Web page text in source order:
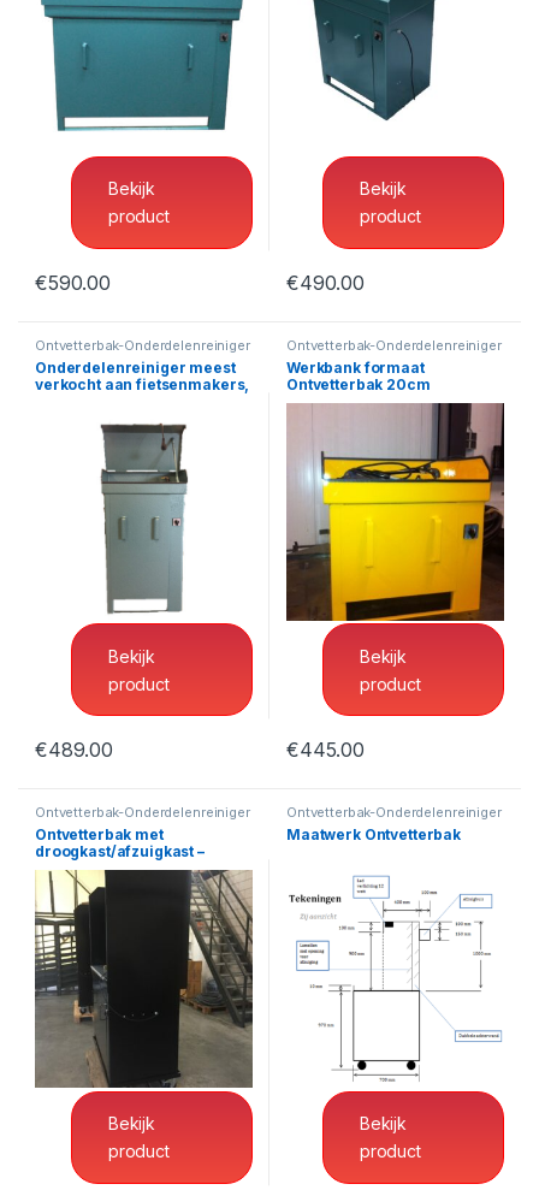
Ontvetterbak-Onderdelenreiniger
Industriele Ontvetterbak
115cm (breedte)
Bekijk
product
€590.00
Ontvetterbak-Onderdelenreiniger
Werkplaats Ontvetterbak
70cm (breedte)
Bekijk
product
€490.00
Ontvetterbak-Onderdelenreiniger
Onderdelenreiniger meest
verkocht aan fietsenmakers,
Ontvetterbak-Onderdelenreiniger
Onderdelenreiniger meest
verkocht aan fietsenmakers,
50cm (breedte)
Bekijk
product
€489.00
Ontvetterbak-Onderdelenreiniger
Werkbank formaat
Ontvetterbak 20cm
(Breedte), 30cm (hoogte)
Ontvetterbak-Onderdelenreiniger
Werkbank formaat
Ontvetterbak 20cm
(Breedte), 30cm (hoogte)
Bekijk
product
€445.00
Ontvetterbak-Onderdelenreiniger
Ontvetterbak met
droogkast/afzuigkast –
Beschermklasse 1
Ontvetterbak-Onderdelenreiniger
Ontvetterbak met
droogkast/afzuigkast –
Beschermklasse 1
Bekijk
product
Ontvetterbak-Onderdelenreiniger
Maatwerk Ontvetterbak
Ontvetterbak-Onderdelenreiniger
Maatwerk Ontvetterbak
Bekijk
product